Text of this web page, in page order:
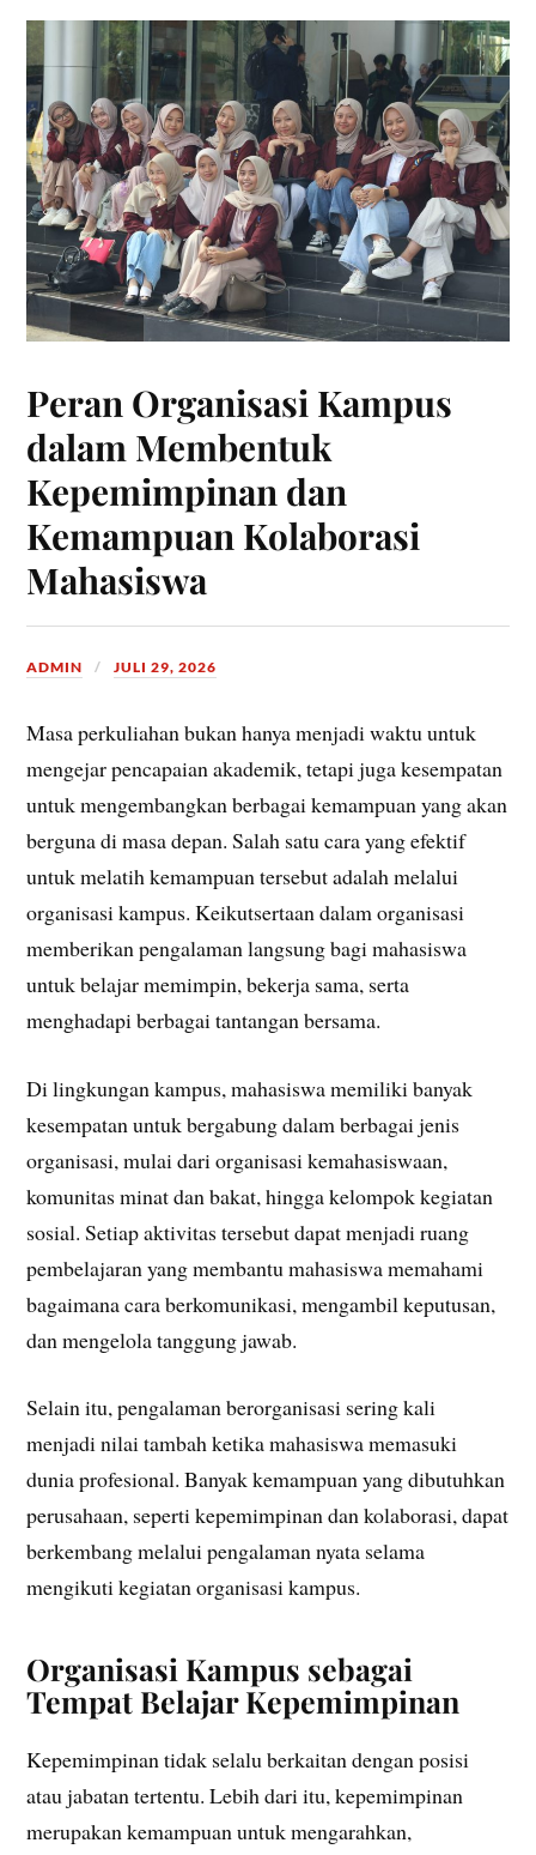
Peran Organisasi Kampus
dalam Membentuk
Kepemimpinan dan
Kemampuan Kolaborasi
Mahasiswa
ADMIN JULI 29, 2026
Masa perkuliahan bukan hanya menjadi waktu untuk
mengejar pencapaian akademik, tetapi juga kesempatan
untuk mengembangkan berbagai kemampuan yang akan
berguna di masa depan. Salah satu cara yang efektif
untuk melatih kemampuan tersebut adalah melalui
organisasi kampus. Keikutsertaan dalam organisasi
memberikan pengalaman langsung bagi mahasiswa
untuk belajar memimpin, bekerja sama, serta
menghadapi berbagai tantangan bersama.
Di lingkungan kampus, mahasiswa memiliki banyak
kesempatan untuk bergabung dalam berbagai jenis
organisasi, mulai dari organisasi kemahasiswaan,
komunitas minat dan bakat, hingga kelompok kegiatan
sosial. Setiap aktivitas tersebut dapat menjadi ruang
pembelajaran yang membantu mahasiswa memahami
bagaimana cara berkomunikasi, mengambil keputusan,
dan mengelola tanggung jawab.
Selain itu, pengalaman berorganisasi sering kali
menjadi nilai tambah ketika mahasiswa memasuki
dunia profesional. Banyak kemampuan yang dibutuhkan
perusahaan, seperti kepemimpinan dan kolaborasi, dapat
berkembang melalui pengalaman nyata selama
mengikuti kegiatan organisasi kampus.
Organisasi Kampus sebagai
Tempat Belajar Kepemimpinan
Kepemimpinan tidak selalu berkaitan dengan posisi
atau jabatan tertentu. Lebih dari itu, kepemimpinan
merupakan kemampuan untuk mengarahkan,